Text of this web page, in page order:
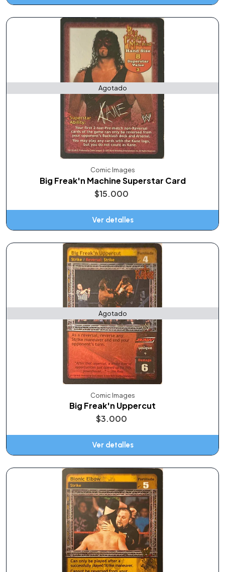
Agotado
Comic Images
Big Freak'n Machine Superstar Card
$15.000
Ver detalles
Agotado
Comic Images
Big Freak'n Uppercut
$3.000
Ver detalles